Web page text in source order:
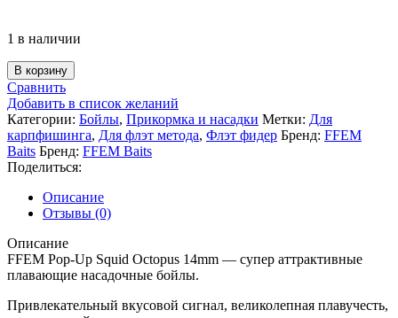
1 в наличии
В корзину
Сравнить
Добавить в список желаний
Категории: Бойлы, Прикормка и насадки Метки: Для
карпфишинга, Для флэт метода, Флэт фидер Бренд: FFEM
Baits Бренд: FFEM Baits
Поделиться:
Описание
Отзывы (0)
Описание
FFEM Pop-Up Squid Octopus 14mm — супер аттрактивные
плавающие насадочные бойлы.
Привлекательный вкусовой сигнал, великолепная плавучесть,